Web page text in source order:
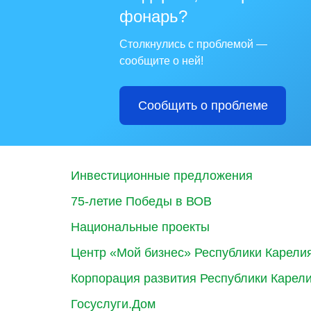
фонарь?
Столкнулись с проблемой —
сообщите о ней!
Сообщить о проблеме
Инвестиционные предложения
75-летие Победы в ВОВ
Национальные проекты
Центр «Мой бизнес» Республики
Корпорация развития Республики
Госуслуги.Дом